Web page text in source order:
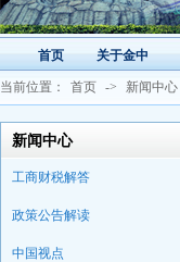
首页 关于金中
当前位置： 首页 -> 新闻中心
新闻中心
工商财税解答
政策公告解读
中国视点